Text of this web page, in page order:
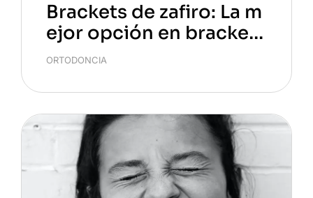
Brackets de zafiro: La m
ejor opción en brackets
para tu sonrisa
ORTODONCIA